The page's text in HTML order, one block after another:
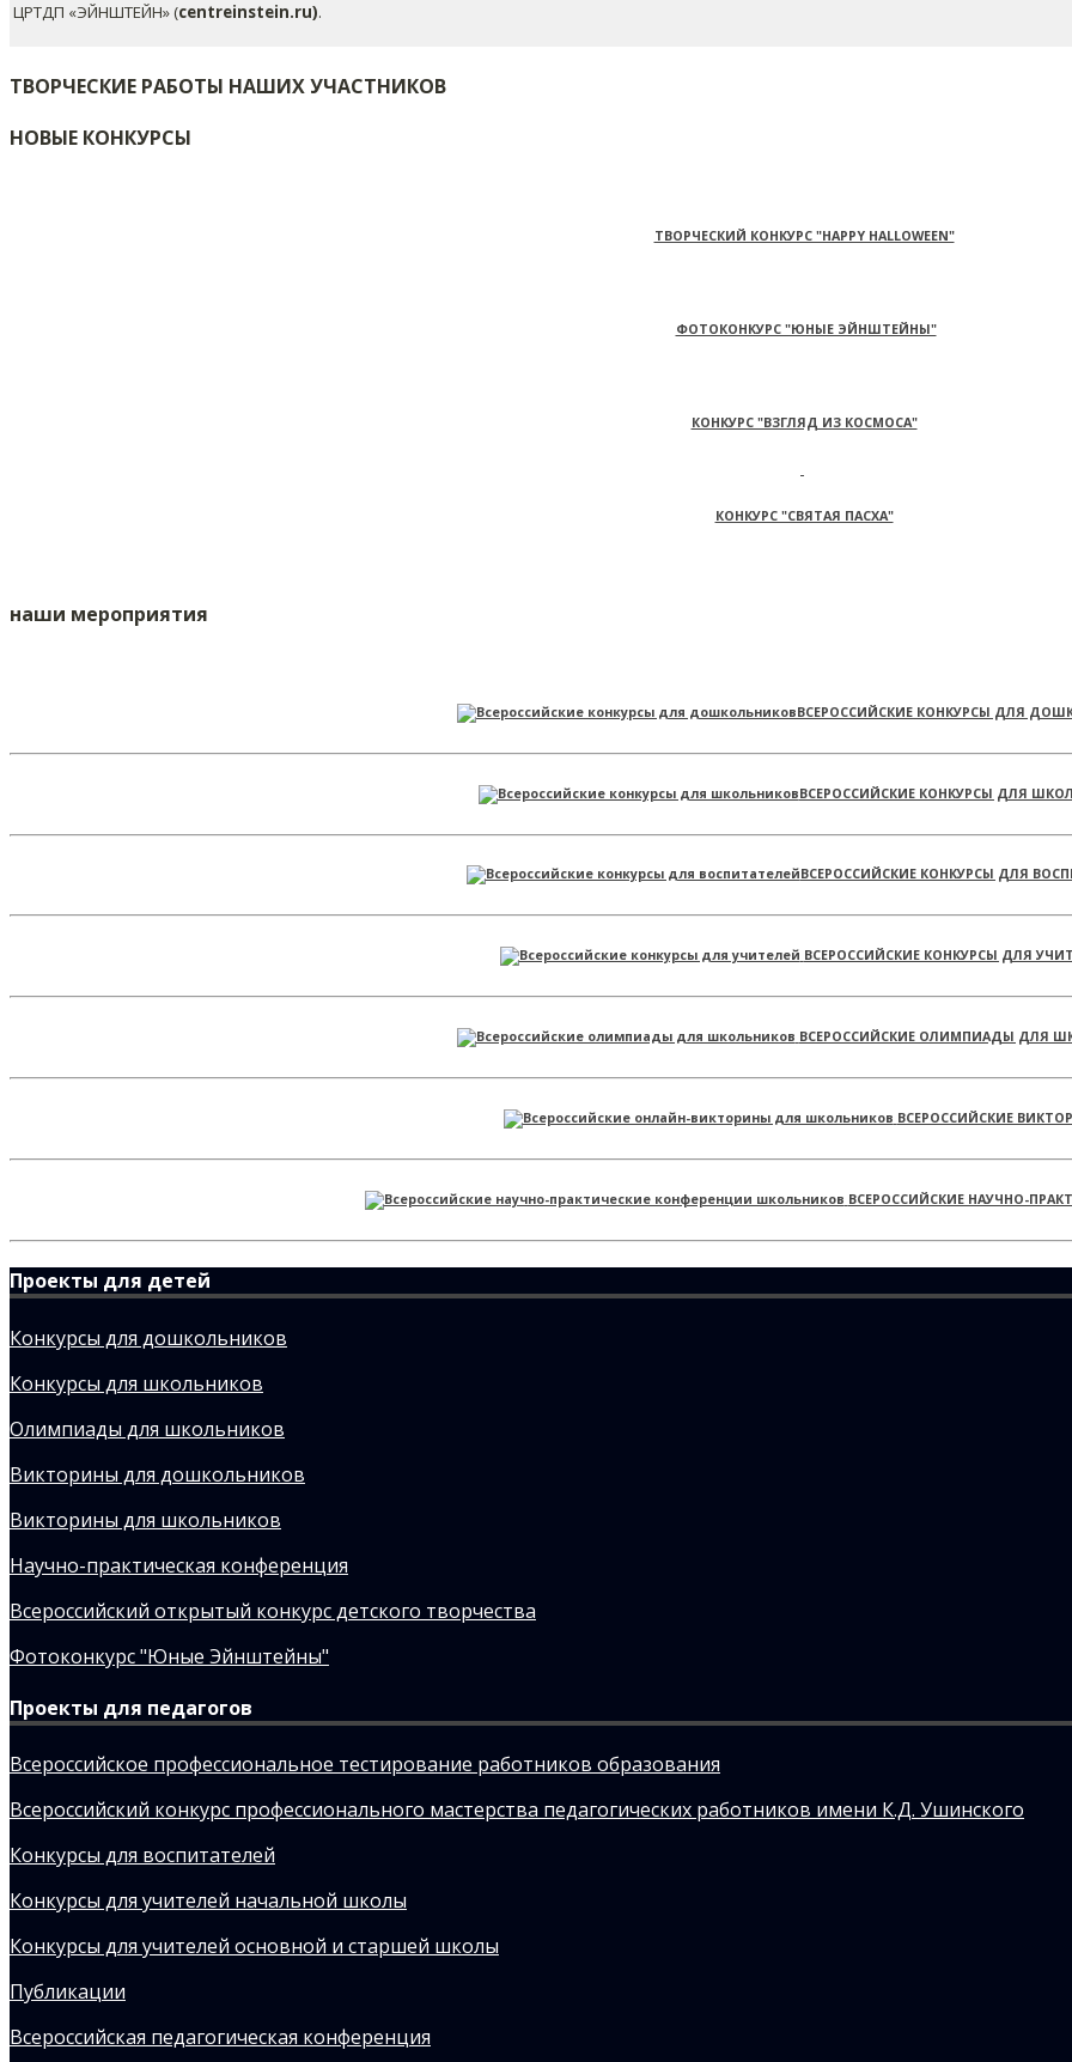
ЦРТДП «ЭЙНШТЕЙН» (centreinstein.ru).
ТВОРЧЕСКИЕ РАБОТЫ НАШИХ УЧАСТНИКОВ
НОВЫЕ КОНКУРСЫ
ТВОРЧЕСКИЙ КОНКУРС "HAPPY HALLOWEEN"
ФОТОКОНКУРС "ЮНЫЕ ЭЙНШТЕЙНЫ"
КОНКУРС "ВЗГЛЯД ИЗ КОСМОСА"
КОНКУРС "СВЯТАЯ ПАСХА"
наши мероприятия
ВСЕРОССИЙСКИЕ КОНКУРСЫ ДЛЯ
ВСЕРОССИЙСКИЕ КОНКУРСЫ ДЛЯ
ВСЕРОССИЙСКИЕ КОНКУРСЫ ДЛЯ
ВСЕРОССИЙСКИЕ КОНКУРСЫ ДЛЯ
ВСЕРОССИЙСКИЕ ОЛИМПИАДЫ ДЛЯ
ВСЕРОССИЙСКИЕ
ВСЕРОССИЙСКИЕ НАУЧНО-
Проекты для детей
Конкурсы для дошкольников
Конкурсы для школьников
Олимпиады для школьников
Викторины для дошкольников
Викторины для школьников
Научно-практическая конференция
Всероссийский открытый конкурс детского творчества
Фотоконкурс "Юные Эйнштейны"
Проекты для педагогов
Всероссийское профессиональное тестирование работников образования
Всероссийский конкурс профессионального мастерства педагогических работников имени К.Д. Ушинского
Конкурсы для воспитателей
Конкурсы для учителей начальной школы
Конкурсы для учителей основной и старшей школы
Публикации
Всероссийская педагогическая конференция